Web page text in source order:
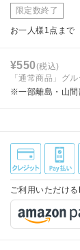
限定数終了
お一人様1点まで
¥550(税込)
「通常商品」グ
※一部離島・山間
ご利用いただけ